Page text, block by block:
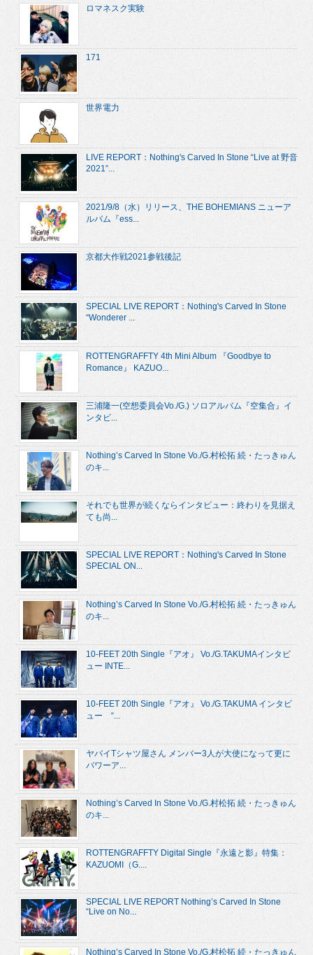
ロマネスク実験
171
世界電力
LIVE REPORT：Nothing's Carved In Stone “Live at 野音
2021”...
2021/9/8（水）リリース、THE BOHEMIANS ニューア
ルバム『ess...
京都大作戦2021参戦後記
SPECIAL LIVE REPORT：Nothing's Carved In Stone
“Wonderer ...
ROTTENGRAFFTY 4th Mini Album 『Goodbye to
Romance』 KAZUO...
三浦隆一(空想委員会Vo./G.) ソロアルバム『空集合』イ
ンタビ...
Nothing’s Carved In Stone Vo./G.村松拓 続・たっきゅん
のキ...
それでも世界が続くならインタビュー：終わりを見据え
ても尚...
SPECIAL LIVE REPORT：Nothing's Carved In Stone
SPECIAL ON...
Nothing’s Carved In Stone Vo./G.村松拓 続・たっきゅん
のキ...
10-FEET 20th Single『アオ』 Vo./G.TAKUMAインタビ
ュー INTE...
10-FEET 20th Single『アオ』 Vo./G.TAKUMA インタビ
ュー “...
ヤバイTシャツ屋さん メンバー3人が大使になって更に
パワーア...
Nothing’s Carved In Stone Vo./G.村松拓 続・たっきゅん
のキ...
ROTTENGRAFFTY Digital Single『永遠と影』特集：
KAZUOMI（G....
SPECIAL LIVE REPORT Nothing’s Carved In Stone
“Live on No...
Nothing’s Carved In Stone Vo./G.村松拓 続・たっきゅん